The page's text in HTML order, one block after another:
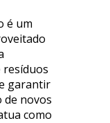
é um
resíduos
garantir
de novos
como